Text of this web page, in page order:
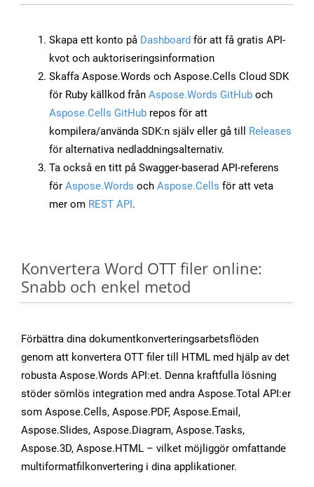
Skapa ett konto på Dashboard för att få gratis API-
kvot och auktoriseringsinformation
Skaffa Aspose.Words och Aspose.Cells Cloud SDK
för Ruby källkod från Aspose.Words GitHub och
Aspose.Cells GitHub repos för att
kompilera/använda SDK:n själv eller gå till Releases
för alternativa nedladdningsalternativ.
Ta också en titt på Swagger-baserad API-referens
för Aspose.Words och Aspose.Cells för att veta
mer om REST API.
Konvertera Word OTT filer online:
Snabb och enkel metod
Förbättra dina dokumentkonverteringsarbetsflöden
genom att konvertera OTT filer till HTML med hjälp av det
robusta Aspose.Words API:et. Denna kraftfulla lösning
stöder sömlös integration med andra Aspose.Total API:er
som Aspose.Cells, Aspose.PDF, Aspose.Email,
Aspose.Slides, Aspose.Diagram, Aspose.Tasks,
Aspose.3D, Aspose.HTML – vilket möjliggör omfattande
multiformatfilkonvertering i dina applikationer.